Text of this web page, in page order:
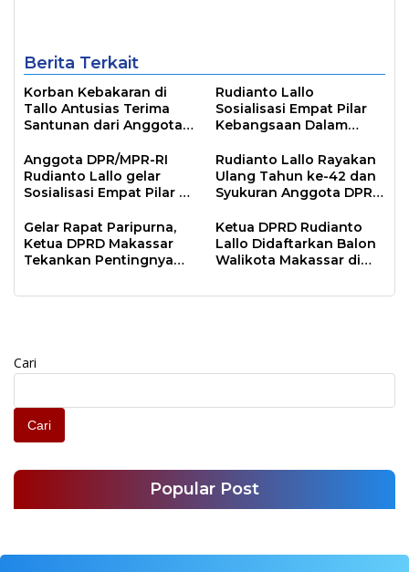
Berita Terkait
Korban Kebakaran di
Tallo Antusias Terima
Santunan dari Anggota
Rudianto Lallo
Sosialisasi Empat Pilar
Kebangsaan Dalam
Demografi
Anggota DPR/MPR-RI
Rudianto Lallo gelar
Sosialisasi Empat Pilar di
Rudianto Lallo Rayakan
Ulang Tahun ke-42 dan
Syukuran Anggota DPR
Relawan Anak Rakyat
Gelar Rapat Paripurna,
Ketua DPRD Makassar
Tekankan Pentingnya
Ketua DPRD Rudianto
Lallo Didaftarkan Balon
Walikota Makassar di
Cari
Cari
Popular Post